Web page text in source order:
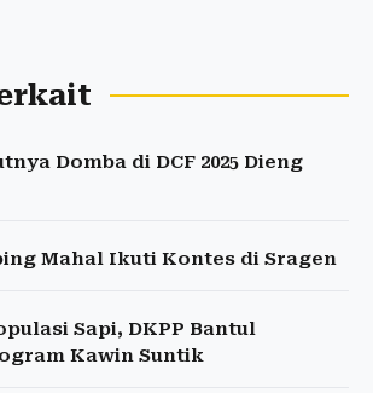
Domba di DCF 2025 Dieng
Mahal Ikuti Kontes di Sragen
Sapi, DKPP Bantul
Kawin Suntik